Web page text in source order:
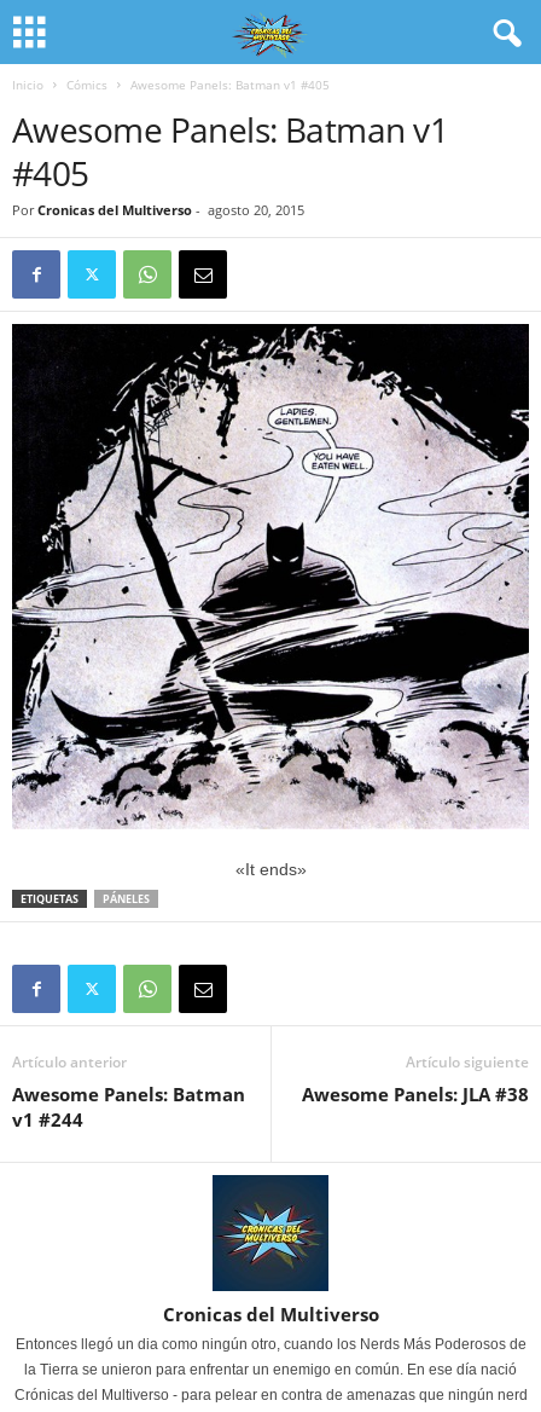
Inicio Cómics Awesome Panels: Batman v1 #405
Awesome Panels: Batman v1
#405
Por Cronicas del Multiverso - agosto 20, 2015
«It ends»
ETIQUETAS PÁNELES
Artículo anterior
Awesome Panels: Batman
v1 #244
Artículo siguiente
Awesome Panels: JLA #38
Cronicas del Multiverso
Entonces llegó un dia como ningún otro, cuando los Nerds Más Poderosos de
la Tierra se unieron para enfrentar un enemigo en común. En ese día nació
Crónicas del Multiverso - para pelear en contra de amenazas que ningún nerd